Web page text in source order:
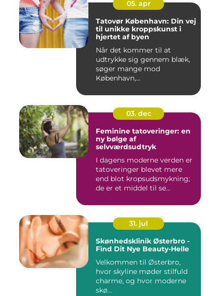
05. apr
Tatovør København: Din vej
til unikke kroppskunst i
hjertet af byen
Når det kommer til at
udtrykke sig gennem blæk,
søger mange mod
København,...
03. dec
Feminine tatoveringer: en
ny bølge af
selvværdsudtryk
I dagens moderne verden er
tatoveringer blevet mere
end blot kropsudsmykning;
de er et middel til se...
31. jul
Skønhedsklinik Østerbro -
Find Dit Nye Beauty-Helle
Velkommen til Østerbro,
hvor skyline møder stilfuld
charme, og hvor moderne
skø...